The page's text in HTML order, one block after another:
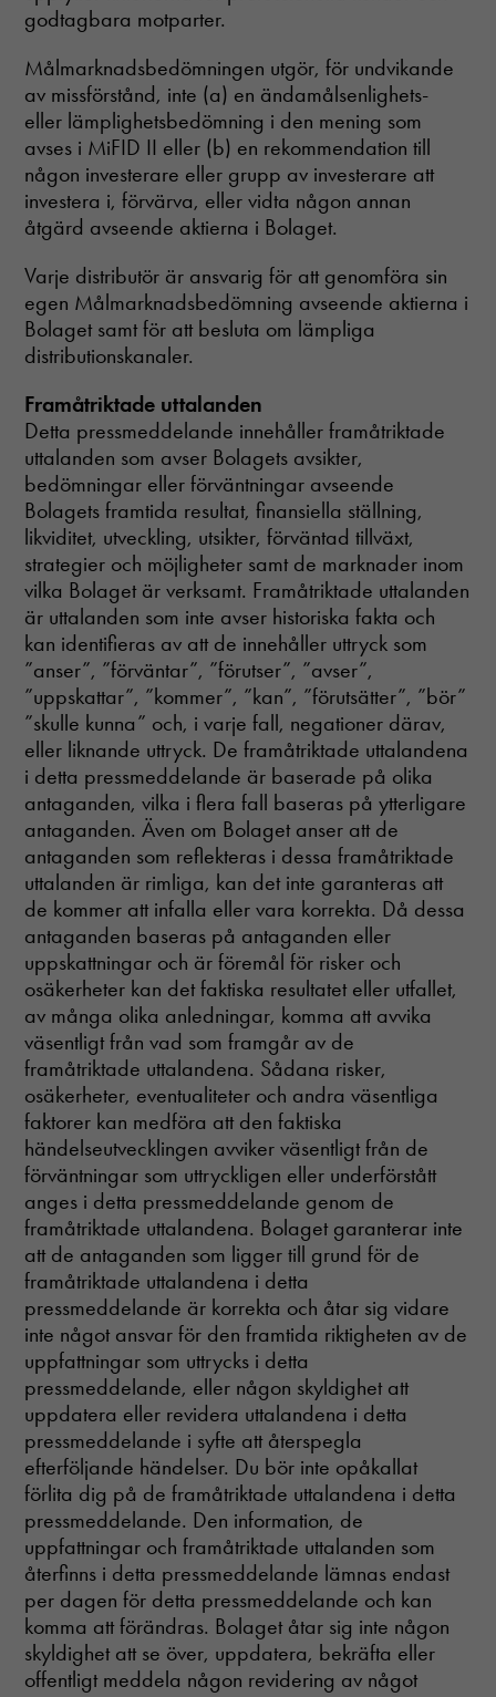
godtagbara motparter.
Målmarknadsbedömningen utgör, för undvikande
av missförstånd, inte (a) en ändamålsenlighets-
eller lämplighetsbedömning i den mening som
avses i MiFID II eller (b) en rekommendation till
någon investerare eller grupp av investerare att
investera i, förvärva, eller vidta någon annan
åtgärd avseende aktierna i Bolaget.
Varje distributör är ansvarig för att genomföra sin
egen Målmarknadsbedömning avseende aktierna i
Bolaget samt för att besluta om lämpliga
distributionskanaler.
Framåtriktade uttalanden
Detta pressmeddelande innehåller framåtriktade
uttalanden som avser Bolagets avsikter,
bedömningar eller förväntningar avseende
Bolagets framtida resultat, finansiella ställning,
likviditet, utveckling, utsikter, förväntad tillväxt,
strategier och möjligheter samt de marknader inom
vilka Bolaget är verksamt. Framåtriktade uttalanden
är uttalanden som inte avser historiska fakta och
kan identifieras av att de innehåller uttryck som
”anser”, ”förväntar”, ”förutser”, ”avser”,
”uppskattar”, ”kommer”, ”kan”, ”förutsätter”, ”bör”
”skulle kunna” och, i varje fall, negationer därav,
eller liknande uttryck. De framåtriktade uttalandena
i detta pressmeddelande är baserade på olika
antaganden, vilka i flera fall baseras på ytterligare
antaganden. Även om Bolaget anser att de
antaganden som reflekteras i dessa framåtriktade
uttalanden är rimliga, kan det inte garanteras att
de kommer att infalla eller vara korrekta. Då dessa
antaganden baseras på antaganden eller
uppskattningar och är föremål för risker och
osäkerheter kan det faktiska resultatet eller utfallet,
av många olika anledningar, komma att avvika
väsentligt från vad som framgår av de
framåtriktade uttalandena. Sådana risker,
osäkerheter, eventualiteter och andra väsentliga
faktorer kan medföra att den faktiska
händelseutvecklingen avviker väsentligt från de
förväntningar som uttryckligen eller underförstått
anges i detta pressmeddelande genom de
framåtriktade uttalandena. Bolaget garanterar inte
att de antaganden som ligger till grund för de
framåtriktade uttalandena i detta
pressmeddelande är korrekta och åtar sig vidare
inte något ansvar för den framtida riktigheten av de
uppfattningar som uttrycks i detta
pressmeddelande, eller någon skyldighet att
uppdatera eller revidera uttalandena i detta
pressmeddelande i syfte att återspegla
efterföljande händelser. Du bör inte opåkallat
förlita dig på de framåtriktade uttalandena i detta
pressmeddelande. Den information, de
uppfattningar och framåtriktade uttalanden som
återfinns i detta pressmeddelande lämnas endast
per dagen för detta pressmeddelande och kan
komma att förändras. Bolaget åtar sig inte någon
skyldighet att se över, uppdatera, bekräfta eller
offentligt meddela någon revidering av något